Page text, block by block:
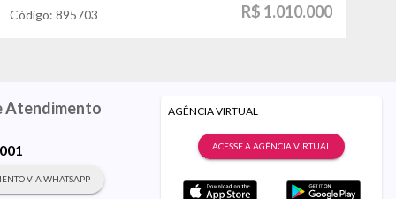
Código: 895703 R$ 1.010.000
Atendimento
VIA WHATSAPP
AGÊNCIA VIRTUAL
ACESSE A AGÊNCIA VIRTUAL